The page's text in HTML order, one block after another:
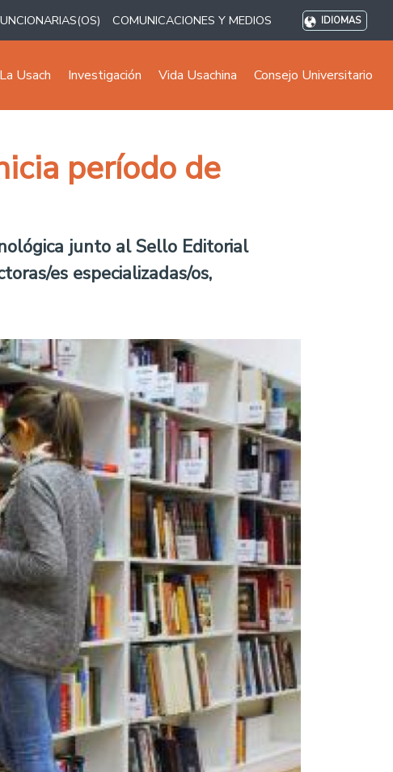
COMUNICACIONES Y MEDIOS IDIOMAS
La Usach Investigación Vida Usachina Consejo Universitario
período de
junto al Sello Editorial
es especializadas/os,